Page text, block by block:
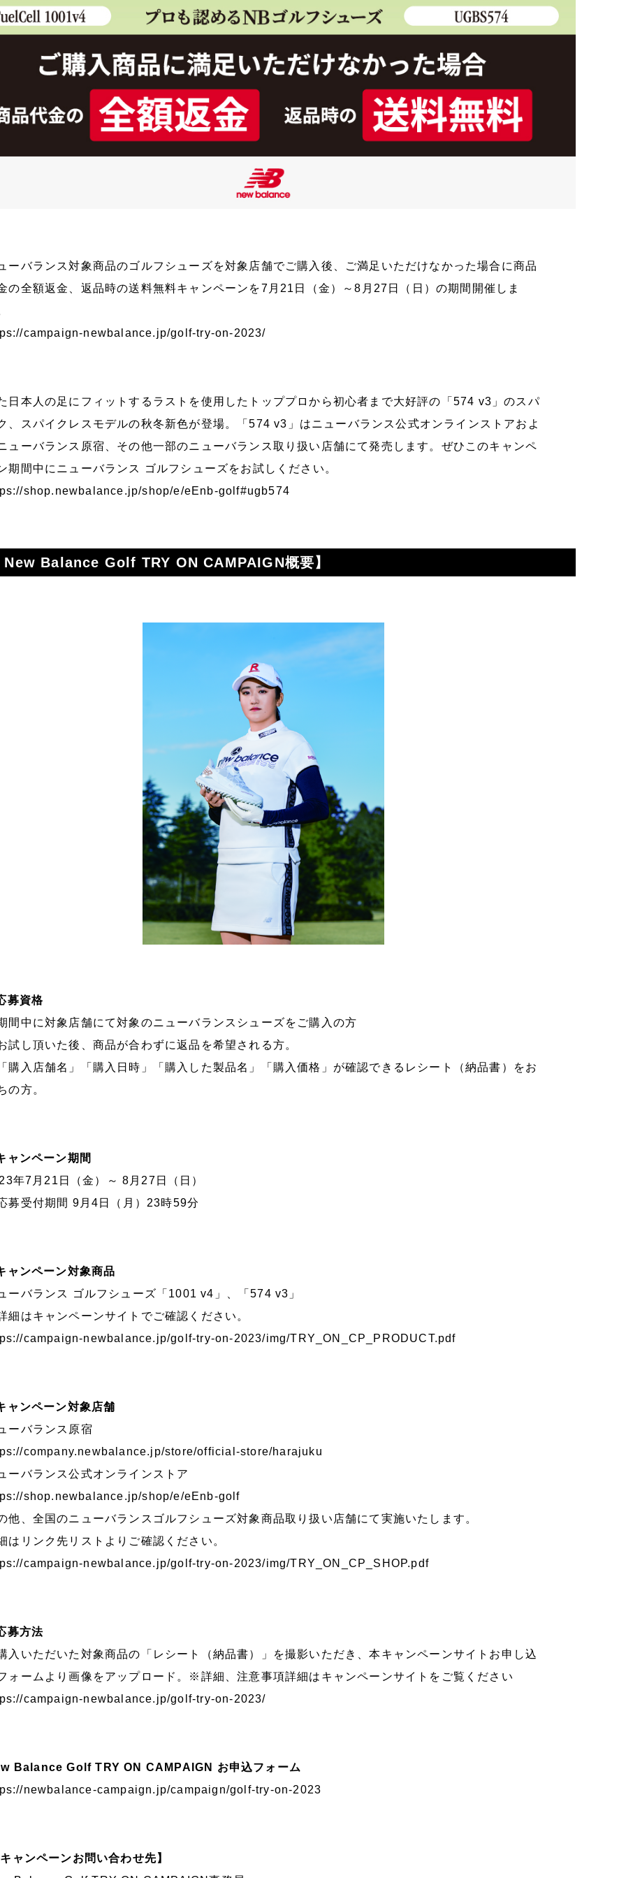
ーバランス対象商品のゴルフシューズを対象店舗でご購入後、ご満足いただけなかった場合に商品
の全額返金、返品時の送料無料キャンペーンを7月21日（金）～8月27日（日）の期間開催しま
campaign-newbalance.jp/golf-try-on-2023/
日本人の足にフィットするラストを使用したトッププロから初心者まで大好評の「574 v3」のスパ
、スパイクレスモデルの秋冬新色が登場。「574 v3」はニューバランス公式オンラインストアおよ
ューバランス原宿、その他一部のニューバランス取り扱い店舗にて発売します。ぜひこのキャンペ
期間中にニューバランス ゴルフシューズをお試しください。
shop.newbalance.jp/shop/e/eEnb-golf#ugb574
New Balance Golf TRY ON CAMPAIGN概要】
募資格
間中に対象店舗にて対象のニューバランスシューズをご購入の方
試し頂いた後、商品が合わずに返品を希望される方。
購入店舗名」「購入日時」「購入した製品名」「購入価格」が確認できるレシート（納品書）をお
の方。
ャンペーン期間
年7月21日（金）～ 8月27日（日）
募受付期間 9月4日（月）23時59分
ャンペーン対象商品
ーバランス ゴルフシューズ「1001 v4」、「574 v3」
細はキャンペーンサイトでご確認ください。
campaign-newbalance.jp/golf-try-on-2023/img/TRY_ON_CP_PRODUCT.pdf
ャンペーン対象店舗
ーバランス原宿
company.newbalance.jp/store/official-store/harajuku
ーバランス公式オンラインストア
shop.newbalance.jp/shop/e/eEnb-golf
他、全国のニューバランスゴルフシューズ対象商品取り扱い店舗にて実施いたします。
はリンク先リストよりご確認ください。
campaign-newbalance.jp/golf-try-on-2023/img/TRY_ON_CP_SHOP.pdf
募方法
入いただいた対象商品の「レシート（納品書）」を撮影いただき、本キャンペーンサイトお申し込
ォームより画像をアップロード。※詳細、注意事項詳細はキャンペーンサイトをご覧ください
campaign-newbalance.jp/golf-try-on-2023/
Balance Golf TRY ON CAMPAIGN お申込フォーム
newbalance-campaign.jp/campaign/golf-try-on-2023
キャンペーンお問い合わせ先】